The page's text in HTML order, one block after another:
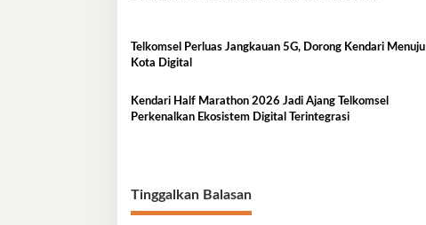
Telkomsel Perluas Jangkauan 5G, Dorong Kendari Menuju
Kota Digital
Kendari Half Marathon 2026 Jadi Ajang Telkomsel
Perkenalkan Ekosistem Digital Terintegrasi
Tinggalkan Balasan